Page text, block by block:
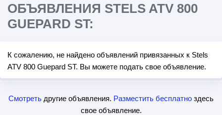
ОБЪЯВЛЕНИЯ STELS ATV 800
GUEPARD ST:
К сожалению, не найдено объявлений привязанных к Stels
ATV 800 Guepard ST. Вы можете подать свое объявление.
Смотреть другие объявления. Разместить бесплатно здесь
свое объявление.